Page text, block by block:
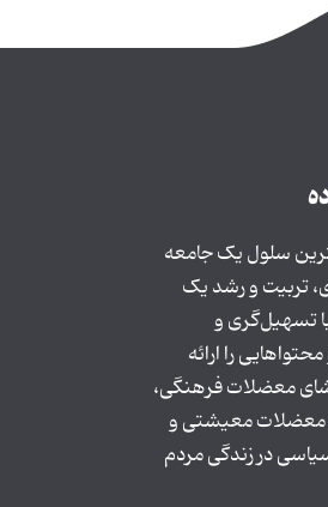
سلول یک جامعه
تربیت و رشد یک
تسهیل‌گری و
را ارائه
معضلات فرهنگی،
معضلات معیشتی و
در زندگی مردم